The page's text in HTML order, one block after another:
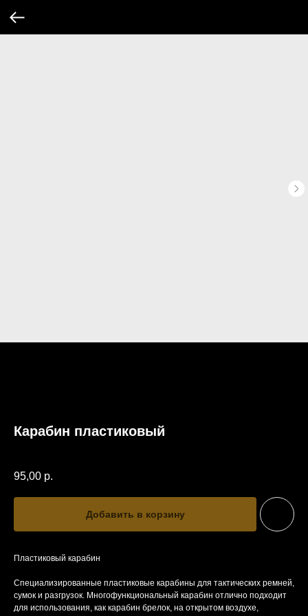
Карабин пластиковый
95,00 р.
Добавить в корзину
Пластиковый карабин
Специализированные пластиковые карабины для тактических ремней,
сумок и разгрузок. Многофункциональный карабин отлично подходит
для использования, как карабин брелок, на открытом воздухе,